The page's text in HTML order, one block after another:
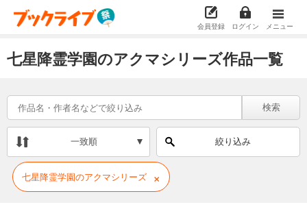
会員登録 ログイン メニュー
七星降霊学園のアクマシリーズ作品一覧
検索
一致順 絞り込み
七星降霊学園のアクマシリーズ ×